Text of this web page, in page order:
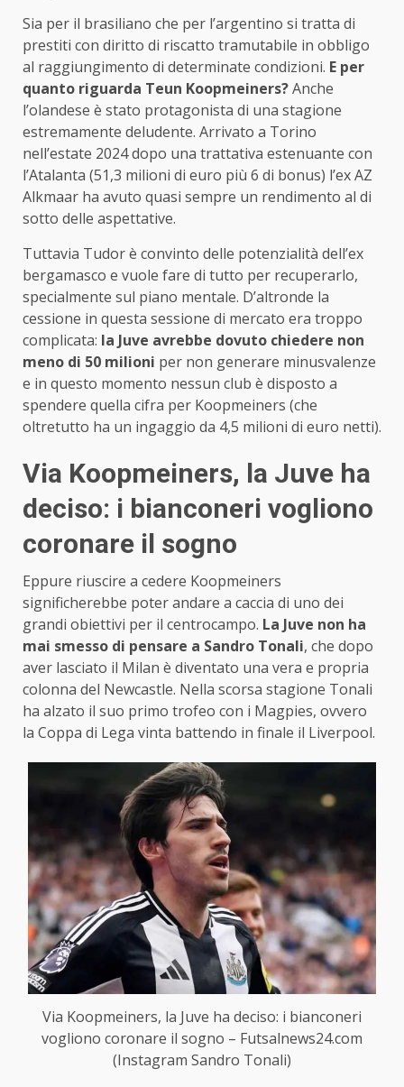
Sia per il brasiliano che per l’argentino si tratta di
prestiti con diritto di riscatto tramutabile in obbligo
al raggiungimento di determinate condizioni. E per
quanto riguarda Teun Koopmeiners?Anche
l’olandese è stato protagonista di una stagione
estremamente deludente. Arrivato a Torino
nell’estate 2024 dopo una trattativa estenuante con
l’Atalanta (51,3 milioni di euro più 6 di bonus) l’ex AZ
Alkmaar ha avuto quasi sempre un rendimento al di
sotto delle aspettative.
Tuttavia Tudor è convinto delle potenzialità dell’ex
bergamasco e vuole fare di tutto per recuperarlo,
specialmente sul piano mentale. D’altronde la
cessione in questa sessione di mercato era troppo
complicata: la Juve avrebbe dovuto chiedere non
meno di 50 milioni per non generare minusvalenze
e in questo momento nessun club è disposto a
spendere quella cifra per Koopmeiners (che
oltretutto ha un ingaggio da 4,5 milioni di euro netti).
Via Koopmeiners, la Juve ha
deciso: i bianconeri vogliono
coronare il sogno
Eppure riuscire a cedere Koopmeiners
significherebbe poter andare a caccia di uno dei
grandi obiettivi per il centrocampo. La Juve non ha
mai smesso di pensare a Sandro Tonali, che dopo
aver lasciato il Milan è diventato una vera e propria
colonna del Newcastle. Nella scorsa stagione Tonali
ha alzato il suo primo trofeo con i Magpies, ovvero
la Coppa di Lega vinta battendo in finale il Liverpool.
Via Koopmeiners, la Juve ha deciso: i bianconeri
vogliono coronare il sogno – Futsalnews24.com
(Instagram Sandro Tonali)